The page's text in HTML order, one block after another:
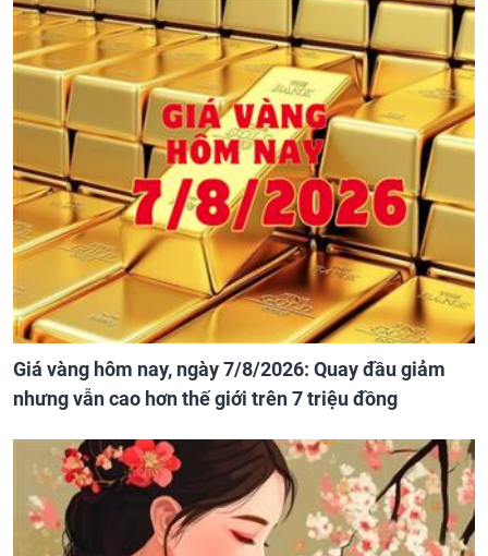
Giá vàng hôm nay, ngày 7/8/2026: Quay đầu giảm
nhưng vẫn cao hơn thế giới trên 7 triệu đồng